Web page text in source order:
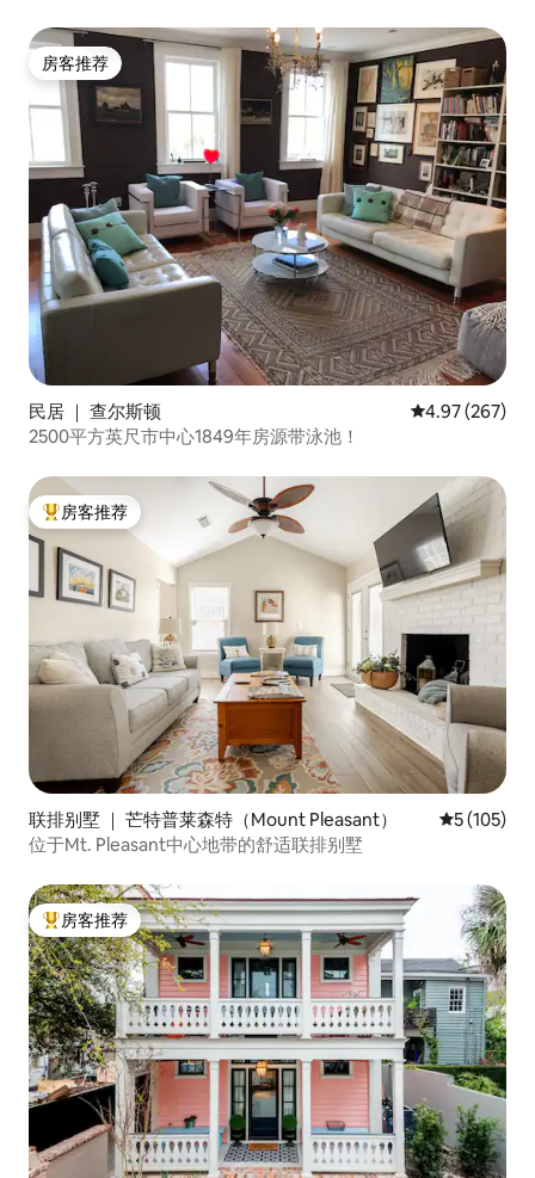
房客推荐
房客推荐
民居 ｜ 查尔斯顿 平均评分 4.97
4.97 (267)
2500平方英尺市中心1849年房源带泳池！
热门「房客推荐」
房客推荐
联排别墅 ｜ 芒特普莱森特（Mount Pleasant） 平均评分 5
5 (105)
位于Mt. Pleasant中心地带的舒适联排别墅
热门「房客推荐」
房客推荐